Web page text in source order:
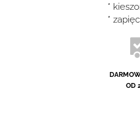
*
*
OD